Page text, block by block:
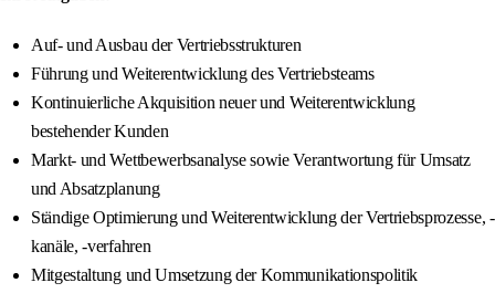
Auf- und Ausbau der Vertriebsstrukturen
Führung und Weiterentwicklung des Vertriebsteams
Kontinuierliche Akquisition neuer und Weiterentwicklung
bestehender Kunden
Markt- und Wettbewerbsanalyse sowie Verantwortung für Umsatz
und Absatzplanung
Ständige Optimierung und Weiterentwicklung der Vertriebsprozesse, -
kanäle, -verfahren
Mitgestaltung und Umsetzung der Kommunikationspolitik